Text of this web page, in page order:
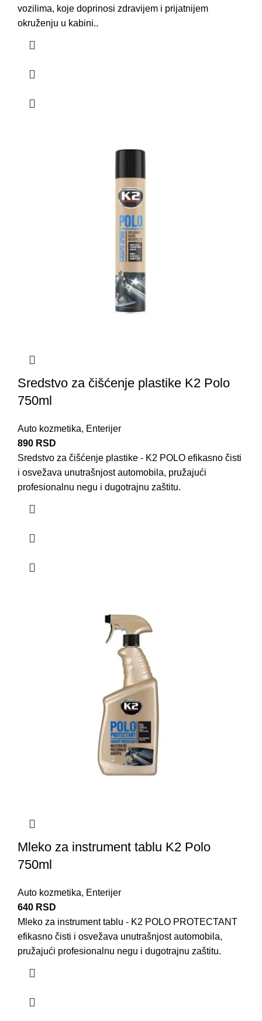
vozilima, koje doprinosi zdravijem i prijatnijem
okruženju u kabini..
Sredstvo za čišćenje plastike K2 Polo
750ml
Auto kozmetika, Enterijer
890 RSD
Sredstvo za čišćenje plastike - K2 POLO efikasno čisti
i osvežava unutrašnjost automobila, pružajući
profesionalnu negu i dugotrajnu zaštitu.
Mleko za instrument tablu K2 Polo
750ml
Auto kozmetika, Enterijer
640 RSD
Mleko za instrument tablu - K2 POLO PROTECTANT
efikasno čisti i osvežava unutrašnjost automobila,
pružajući profesionalnu negu i dugotrajnu zaštitu.